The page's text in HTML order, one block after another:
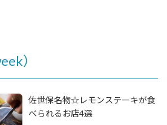
）
佐世保名物☆レモンステーキが食
べられるお店4選